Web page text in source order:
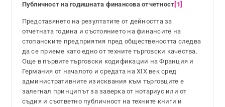
Публичност на годишната финансова отчетност[1]
Представянето на резултатите от дейността за
отчетната година и състоянието на финансите на
стопанските предприятия пред обществеността следва
да се приеме като едно от техните търговски качества.
Още в първите търговски кодификации на Франция и
Германия от началото и средата на XIX век сред
административните изисквания към търговците е
залегнал принципът за заверка от нотариус или от
съдия и съответно публичност на техните книги и